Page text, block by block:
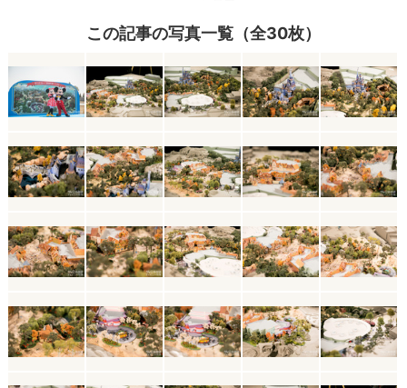
この記事の写真一覧（全30枚）